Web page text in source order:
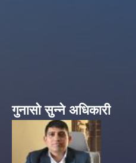
गुनासो सुन्ने अधिकारी